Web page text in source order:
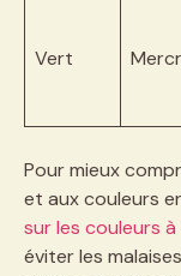
Vert
Pour mieux
et aux couleurs
sur les couleurs
éviter les